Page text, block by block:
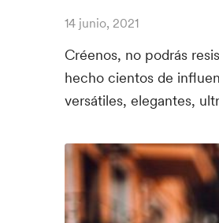
Créenos, no podrás
hecho cientos de
versátiles, elegantes,
14 junio, 2021